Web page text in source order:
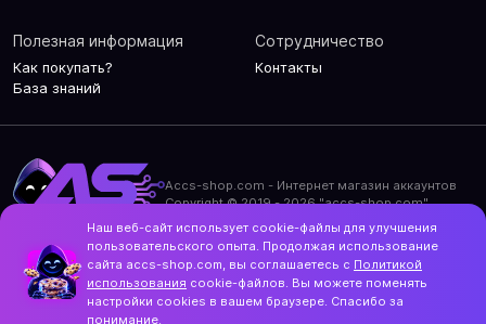
Полезная информация
Как покупать?
База знаний
Сотрудничество
Контакты
Accs-shop.com - Интернет магазин аккаунтов
Copyright © 2019 - 2026 "accs-shop.com"
Политика использования cookie-файлов
Контакты и актуальный адрес сайта
Structo
Дизайн и разработка
Наш веб-сайт использует cookie-файлы для улучшения
пользовательского опыта. Продолжая использование
сайта accs-shop.com, вы соглашаетесь с Политикой
использования cookie-файлов. Вы можете поменять
настройки cookies в вашем браузере. Спасибо за
понимание.